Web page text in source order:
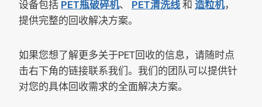
设备包括 PET瓶破碎机、 PET清洗线 和 造粒机，
提供完整的回收解决方案。
如果您想了解更多关于PET回收的信息，请随时点
击右下角的链接联系我们。我们的团队可以提供针
对您的具体回收需求的全面解决方案。